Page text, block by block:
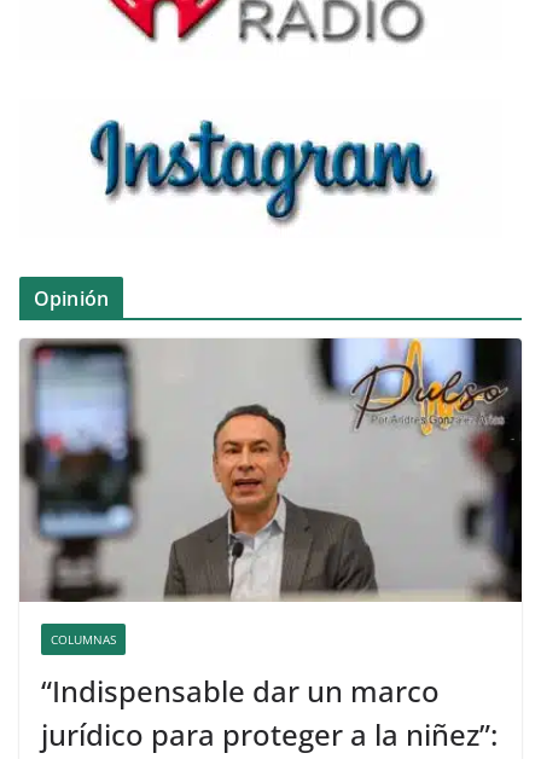
Opinión
COLUMNAS
“Indispensable dar un marco
jurídico para proteger a la niñez”: